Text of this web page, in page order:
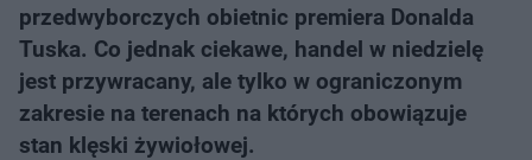
przedwyborczych obietnic premiera Donalda
Tuska. Co jednak ciekawe, handel w niedzielę
jest przywracany, ale tylko w ograniczonym
zakresie na terenach na których obowiązuje
stan klęski żywiołowej.